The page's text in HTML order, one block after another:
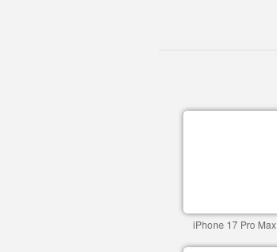
iPhone 17 Pro Max